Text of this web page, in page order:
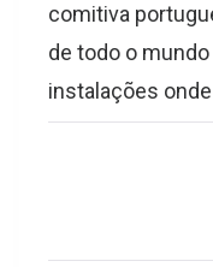
comitiva
de todo o
instalações